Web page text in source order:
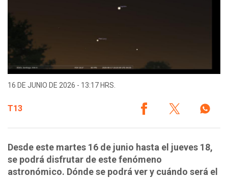
16 DE JUNIO DE 2026 - 13:17 HRS.
T13
Desde este martes 16 de junio hasta el jueves 18,
se podrá disfrutar de este fenómeno
astronómico. Dónde se podrá ver y cuándo será el